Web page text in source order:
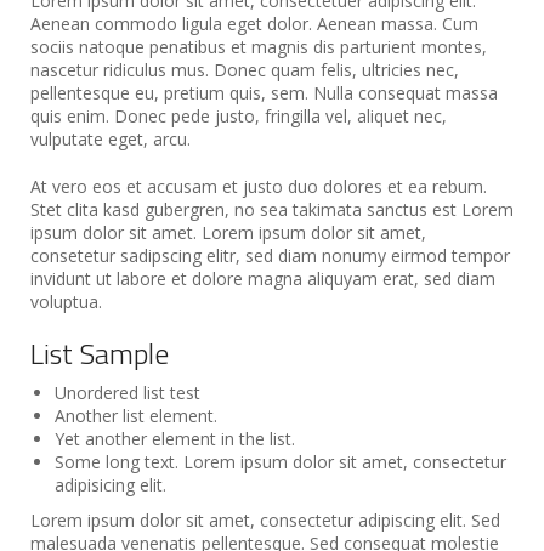
Aenean commodo ligula eget dolor. Aenean massa. Cum
sociis natoque penatibus et magnis dis parturient montes,
nascetur ridiculus mus. Donec quam felis, ultricies nec,
pellentesque eu, pretium quis, sem. Nulla consequat massa
quis enim. Donec pede justo, fringilla vel, aliquet nec,
vulputate eget, arcu.
At vero eos et accusam et justo duo dolores et ea rebum.
Stet clita kasd gubergren, no sea takimata sanctus est Lorem
ipsum dolor sit amet. Lorem ipsum dolor sit amet,
consetetur sadipscing elitr, sed diam nonumy eirmod tempor
invidunt ut labore et dolore magna aliquyam erat, sed diam
voluptua.
List Sample
Unordered list test
Another list element.
Yet another element in the list.
Some long text. Lorem ipsum dolor sit amet, consectetur
adipisicing elit.
Lorem ipsum dolor sit amet, consectetur adipiscing elit. Sed
malesuada venenatis pellentesque. Sed consequat molestie